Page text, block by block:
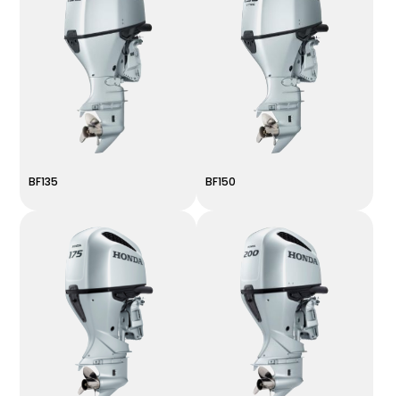
BF135 BF150